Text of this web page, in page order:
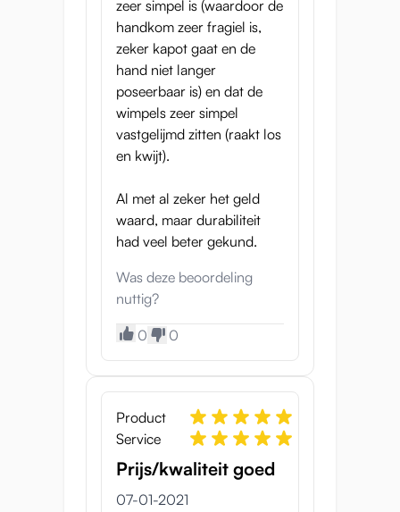
Suki is prachtig zoals ze is, maar misschien
vind je haar nog aantrekkelijker als ze
eruitziet als je lievelingspersonage. Kleed
haar aan met een cosplay outfit of verwissel
haar pruik, en ze krijgt een compleet andere
look. Het is misschien lastig de juiste maat te
vinden in je lokale winkel, maar online kun je
vrij eenvoudig pruiken en outfits voor
Twee strakke openingen
Suki heeft twee openingen voor je om te
bedwingen: een heerlijk kutje en een strakke
kont. Beiden hebben een unieke textuur, en
het is heerlijk om tussen de twee af te
wisselen. Gebruik ruim voldoende
op waterbasis , zowel voor een betere
zeer simpel is (waardoor de
handkom zeer fragiel is,
zeker kapot gaat en de
hand niet langer
poseerbaar is) en dat de
wimpels zeer simpel
vastgelijmd zitten (raakt los
en kwijt).
Al met al zeker het geld
waard, maar durabiliteit
had veel beter gekund.
Was deze beoordeling
nuttig?
0 0
Product
Service
Prijs/kwaliteit goed
07-01-2021